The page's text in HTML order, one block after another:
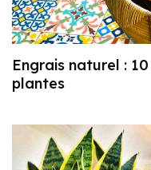
Engrais naturel :
plantes